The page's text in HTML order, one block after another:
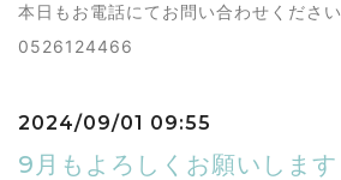
本日もお電話にてお問い合わせください
0526124466
2024/09/01 09:55
9月もよろしくお願いします